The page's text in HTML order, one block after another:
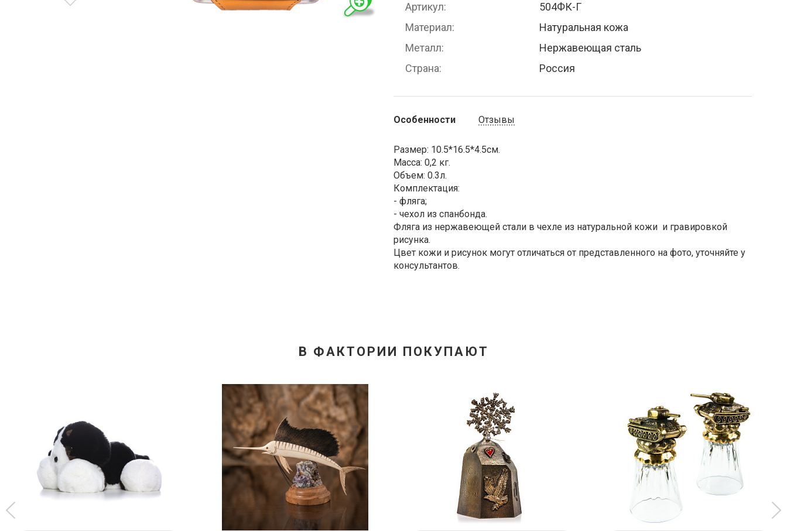
Артикул
504ФК-Г
Материал
Натуральная кожа
Металл
Нержавеющая сталь
Страна
Россия
Особенности Отзывы
Размер: 10.5*16.5*4.5см.
Масса: 0,2 кг.
Объем: 0.3л.
Комплектация:
- фляга;
- чехол из спанбонда.
Фляга из нержавеющей стали в чехле из натуральной кожи и гравировкой
рисунка.
Цвет кожи и рисунок могут отличаться от представленного на фото, уточняйте у
консультантов.
В ФАКТОРИИ ПОКУПАЮТ